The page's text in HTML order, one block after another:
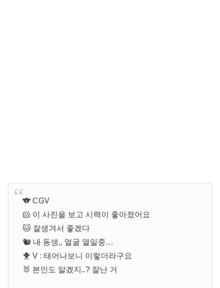
🐨 CGV
🐹 이 사진을 보고 시력이 좋아졌어요
🐱 잘생겨서 좋겠다
🐿 내 동생,, 얼굴 열일중…
🐥 V : 태어나보니 이렇더라구요
🐰 본인도 알겠지..? 잘난 거